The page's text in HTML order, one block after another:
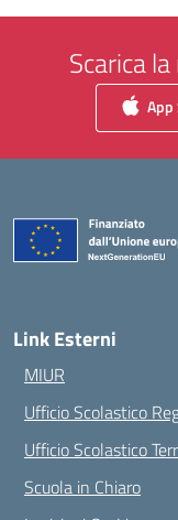
Scarica
App
Link Esterni
MIUR
Ufficio Scolastico
Ufficio Scolastico
Scuola in Chiaro